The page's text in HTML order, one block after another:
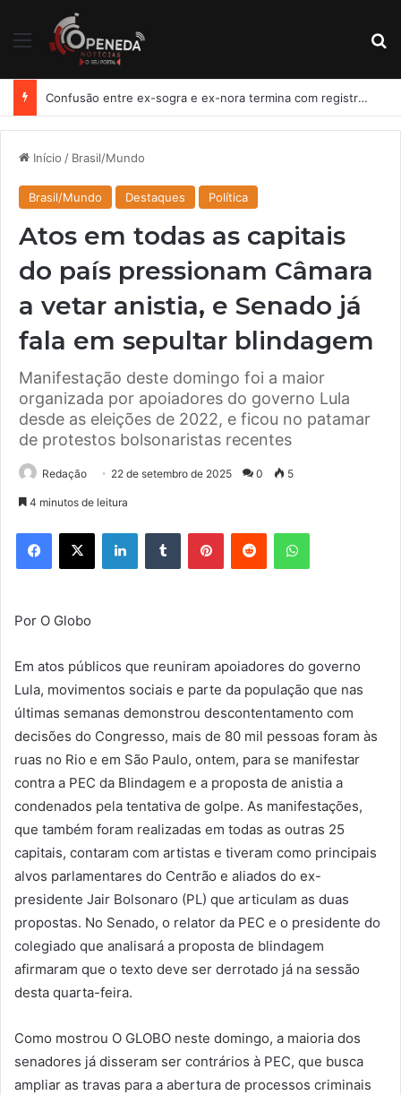
Menu
Confusão entre ex-sogra e ex-nora termina com registro de lesão corporal em Penedo
Início / Brasil/Mundo
Brasil/Mundo Destaques Política
Atos em todas as capitais
do país pressionam Câmara
a vetar anistia, e Senado já
fala em sepultar blindagem
Manifestação deste domingo foi a maior
organizada por apoiadores do governo Lula
desde as eleições de 2022, e ficou no patamar
de protestos bolsonaristas recentes
Redação 22 de setembro de 2025 0 5
4 minutos de leitura
Facebook
X LinkedinTumblr PinterestReddit WhatsApp
Por O Globo
Em atos públicos que reuniram apoiadores do governo
Lula, movimentos sociais e parte da população que nas
últimas semanas demonstrou descontentamento com
decisões do Congresso, mais de 80 mil pessoas foram às
ruas no Rio e em São Paulo, ontem, para se manifestar
contra a PEC da Blindagem e a proposta de anistia a
condenados pela tentativa de golpe. As manifestações,
que também foram realizadas em todas as outras 25
capitais, contaram com artistas e tiveram como principais
alvos parlamentares do Centrão e aliados do ex-
presidente Jair Bolsonaro (PL) que articulam as duas
propostas. No Senado, o relator da PEC e o presidente do
colegiado que analisará a proposta de blindagem
afirmaram que o texto deve ser derrotado já na sessão
desta quarta-feira.
Como mostrou O GLOBO neste domingo, a maioria dos
senadores já disseram ser contrários à PEC, que busca
ampliar as travas para a abertura de processos criminais